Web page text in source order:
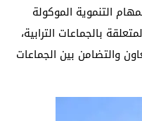
التنموية الموكولة
بالجماعات الترابية،
والتضامن بين الجماعات